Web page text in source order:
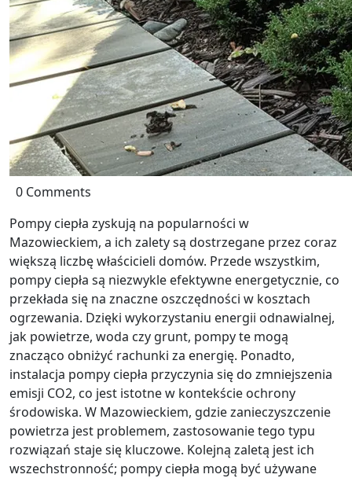
0 Comments
Pompy ciepła zyskują na popularności w
Mazowieckiem, a ich zalety są dostrzegane przez coraz
większą liczbę właścicieli domów. Przede wszystkim,
pompy ciepła są niezwykle efektywne energetycznie, co
przekłada się na znaczne oszczędności w kosztach
ogrzewania. Dzięki wykorzystaniu energii odnawialnej,
jak powietrze, woda czy grunt, pompy te mogą
znacząco obniżyć rachunki za energię. Ponadto,
instalacja pompy ciepła przyczynia się do zmniejszenia
emisji CO2, co jest istotne w kontekście ochrony
środowiska. W Mazowieckiem, gdzie zanieczyszczenie
powietrza jest problemem, zastosowanie tego typu
rozwiązań staje się kluczowe. Kolejną zaletą jest ich
wszechstronność; pompy ciepła mogą być używane